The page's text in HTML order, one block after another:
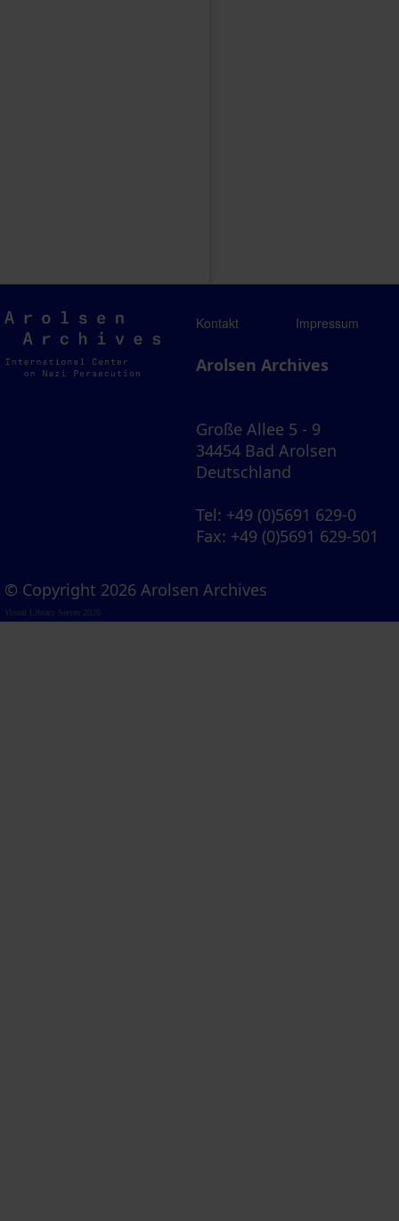
Arolsen
Archives
Kontakt Impressum
Arolsen Archives
Große Allee 5 - 9
34454 Bad Arolsen
Deutschland
Tel: +49 (0)5691 629-0
Fax: +49 (0)5691 629-501
© Copyright 2026 Arolsen Archives
Visual Library Server 2026